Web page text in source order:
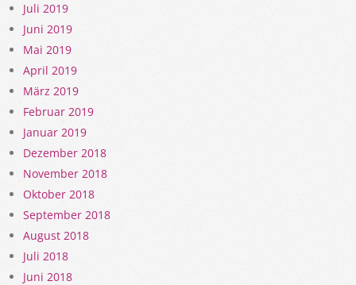
Juli 2019
Juni 2019
Mai 2019
April 2019
März 2019
Februar 2019
Januar 2019
Dezember 2018
November 2018
Oktober 2018
September 2018
August 2018
Juli 2018
Juni 2018